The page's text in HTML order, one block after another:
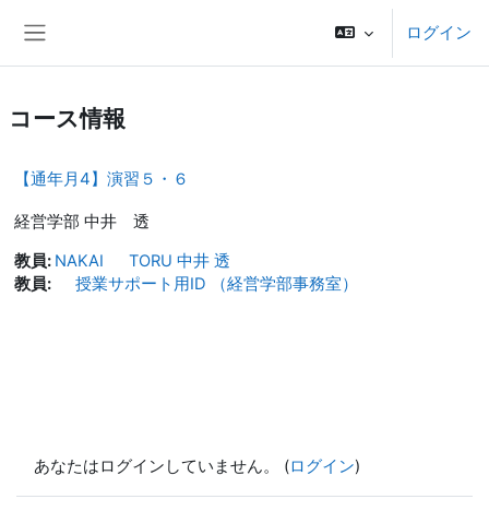
ログイン
コース情報
【通年月4】演習５・６
経営学部 中井 透
教員: NAKAI TORU 中井 透
教員:
授業サポート用ID （経営学部事務室）
あなたはログインしていません。 (ログイン)